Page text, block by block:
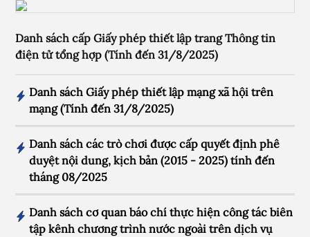
Danh sách cấp Giấy phép thiết lập trang Thông tin
điện tử tổng hợp (Tính đến 31/8/2025)
Danh sách Giấy phép thiết lập mạng xã hội trên
mạng (Tính đến 31/8/2025)
Danh sách các trò chơi được cấp quyết định phê
duyệt nội dung, kịch bản (2015 - 2025) tính đến
tháng 08/2025
Danh sách cơ quan báo chí thực hiện công tác biên
tập kênh chương trình nước ngoài trên dịch vụ